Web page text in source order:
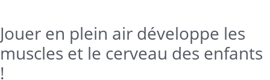
Jouer en plein air développe les
muscles et le cerveau des enfants
!